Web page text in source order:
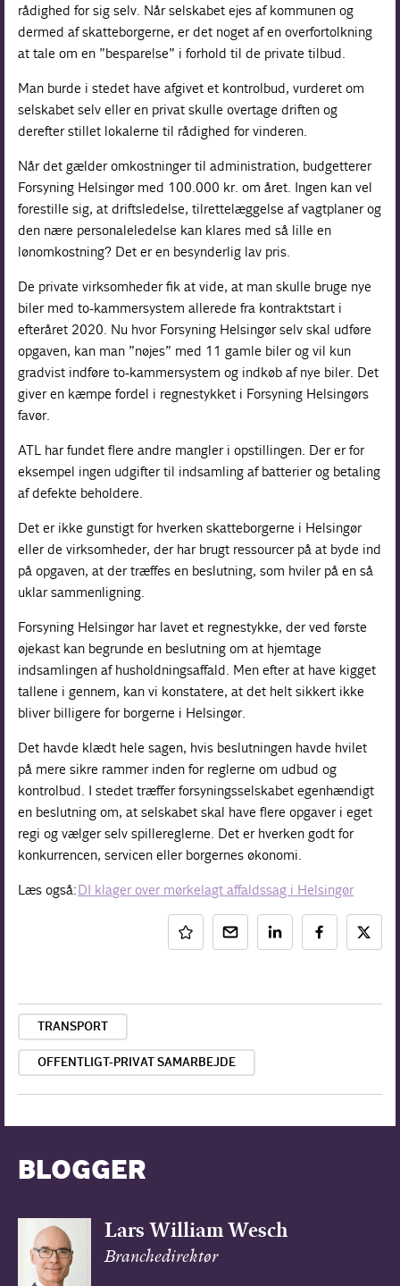
rådighed for sig selv. Når selskabet ejes af kommunen og
dermed af skatteborgerne, er det noget af en overfortolkning
at tale om en ”besparelse” i forhold til de private tilbud.
Man burde i stedet have afgivet et kontrolbud, vurderet om
selskabet selv eller en privat skulle overtage driften og
derefter stillet lokalerne til rådighed for vinderen.
Når det gælder omkostninger til administration, budgetterer
Forsyning Helsingør med 100.000 kr. om året. Ingen kan vel
forestille sig, at driftsledelse, tilrettelæggelse af vagtplaner og
den nære personaleledelse kan klares med så lille en
lønomkostning? Det er en besynderlig lav pris.
De private virksomheder fik at vide, at man skulle bruge nye
biler med to-kammersystem allerede fra kontraktstart i
efteråret 2020. Nu hvor Forsyning Helsingør selv skal udføre
opgaven, kan man ”nøjes” med 11 gamle biler og vil kun
gradvist indføre to-kammersystem og indkøb af nye biler. Det
giver en kæmpe fordel i regnestykket i Forsyning Helsingørs
favør.
ATL har fundet flere andre mangler i opstillingen. Der er for
eksempel ingen udgifter til indsamling af batterier og betaling
af defekte beholdere.
Det er ikke gunstigt for hverken skatteborgerne i Helsingør
eller de virksomheder, der har brugt ressourcer på at byde ind
på opgaven, at der træffes en beslutning, som hviler på en så
uklar sammenligning.
Forsyning Helsingør har lavet et regnestykke, der ved første
øjekast kan begrunde en beslutning om at hjemtage
indsamlingen af husholdningsaffald. Men efter at have kigget
tallene i gennem, kan vi konstatere, at det helt sikkert ikke
bliver billigere for borgerne i Helsingør.
Det havde klædt hele sagen, hvis beslutningen havde hvilet
på mere sikre rammer inden for reglerne om udbud og
kontrolbud. I stedet træffer forsyningsselskabet egenhændigt
en beslutning om, at selskabet skal have flere opgaver i eget
regi og vælger selv spillereglerne. Det er hverken godt for
konkurrencen, servicen eller borgernes økonomi.
Læs også:DI klager over mørkelagt affaldssag i Helsingør
TRANSPORT
OFFENTLIGT-PRIVAT SAMARBEJDE
BLOGGER
Lars William Wesch
Branchedirektør